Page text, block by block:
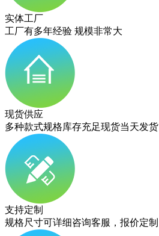
实体工厂
工厂有多年经验 规模非常大
现货供应
多种款式规格库存充足现货当天发货
支持定制
规格尺寸可详细咨询客服，报价定制